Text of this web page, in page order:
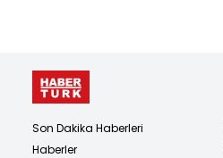
Son Dakika Haberleri
Haberler